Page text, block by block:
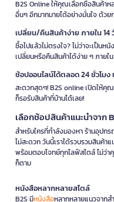
B2S Online ให้คุณเลือกซื้อสินค้าห
อื่นๆ อีกมากมายได้อย่างมั่นใจ ด้ว
เปลี่ยน/คืนสินค้าง่าย ภายใน 14
ซื้อไปแล้วไม่ตรงใจ? ไม่ว่าจะเป็น
เปลี่ยนหรือคืนสินค้าได้ง่าย ๆ ภายใ
ช้อปออนไลน์ได้ตลอด 24 ชั่วโมง
สะดวกสุดๆ! B2S online เปิดให้คุ
ก็รอรับสินค้าที่บ้านได้เลย!
เลือกช้อปสินค้าแนะนำจาก
สำหรับใครที่กำลังมองหา ร้านอุปก
ไม่สะดวก วันนี้เราได้รวบรวมสินค้า
พร้อมตอบโจทย์ทุกไลฟ์สไตล์ ไม่ว่
ก็ตาม
หนังสือหลากหลายสไตล์
B2S มีหนังสือหลากหลายแนวจาก